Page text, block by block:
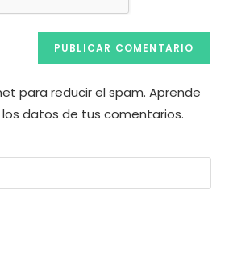
para reducir el spam.Aprende
datos de tus comentarios.